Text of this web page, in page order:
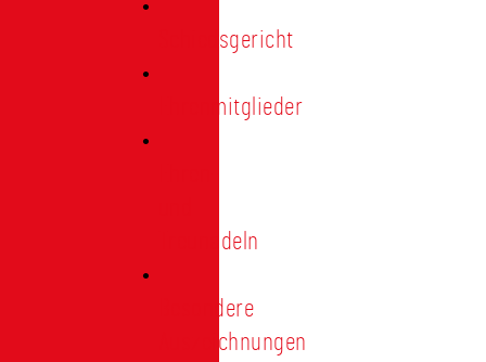
Schiedsgericht
Ehrenmitglieder
Treunadeln
Besondere
Auszeichnungen